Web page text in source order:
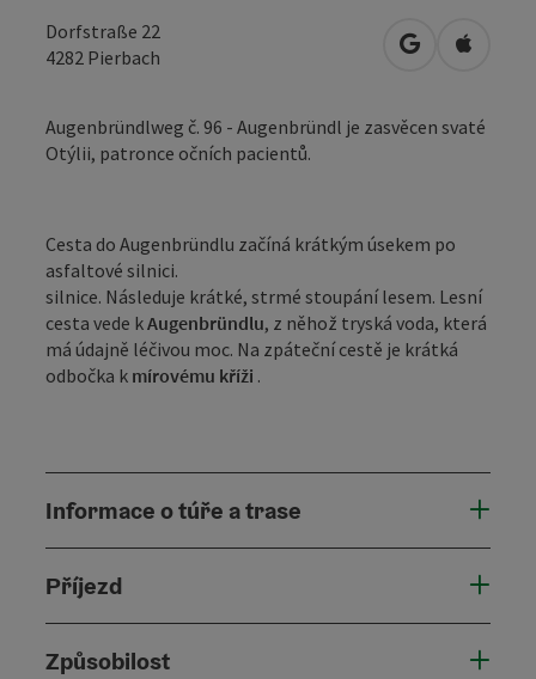
Dorfstraße 22
4282 Pierbach Otevřít vOtevřít
Augenbründlweg č. 96 - Augenbründl je zasvěcen svaté
Otýlii, patronce očních pacientů.
Cesta do Augenbründlu začíná krátkým úsekem po
asfaltové silnici.
silnice. Následuje krátké, strmé stoupání lesem. Lesní
cesta vede kAugenbründlu, z něhož tryská voda, která
má údajně léčivou moc. Na zpáteční cestě je krátká
odbočka k mírovému kříži .
Informace o túře a trase
Příjezd
Způsobilost